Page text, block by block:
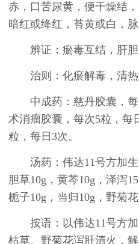
赤，口苦尿黄，便干燥结
暗红或绛红，苔黄或白，脉
辨证：瘀毒互结，肝胆
治则：化瘀解毒，清热
中成药：慈丹胶囊，每
术消瘤胶囊，每次5粒，每
粒，每日3次。
汤药：伟达11号方加生
胆草10g，黄芩10g，泽泻
栀子10g，当归10g，野菊花
按语：以伟达11号方加
枯草、野菊花泻肝清火，